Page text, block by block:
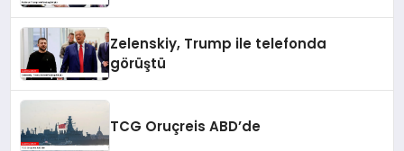
Zelenskiy, Trump ile telefonda
görüştü
TCG Oruçreis ABD’de